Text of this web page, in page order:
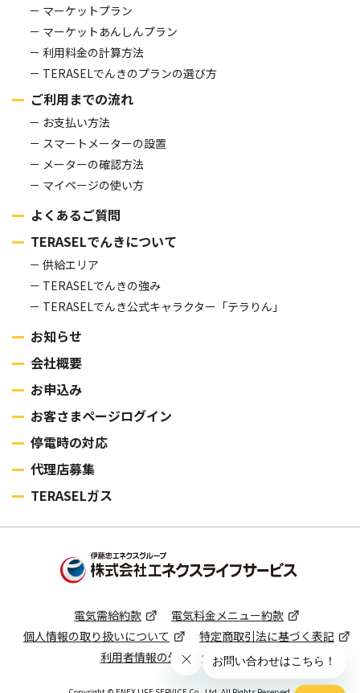
マーケットプラン
マーケットあんしんプラン
利用料金の計算方法
TERASELでんきのプランの選び方
ご利用までの流れ
お支払い方法
スマートメーターの設置
メーターの確認方法
マイページの使い方
よくあるご質問
TERASELでんきについて
供給エリア
TERASELでんきの強み
TERASELでんき公式キャラクター「テラりん」
お知らせ
会社概要
お申込み
お客さまページログイン
停電時の対応
代理店募集
TERASELガス
電気需給約款
電気料⾦メニュー約款
個⼈情報の取り扱いについて
特定商取引法に基づく表記
利用者情報の外部送信について